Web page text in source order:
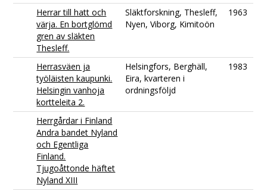
Herrar till hatt och
värja. En bortglömd
gren av släkten
Thesleff.
Släktforskning, Thesleff,
Nyen, Viborg, Kimitoön
1963
Herrasväen ja
työläisten kaupunki.
Helsingin vanhoja
kortteleita 2.
Helsingfors, Berghäll,
Eira, kvarteren i
ordningsföljd
1983
Herrgårdar i Finland
Andra bandet Nyland
och Egentliga
Finland.
Tjugoåttonde häftet
Nyland XIII